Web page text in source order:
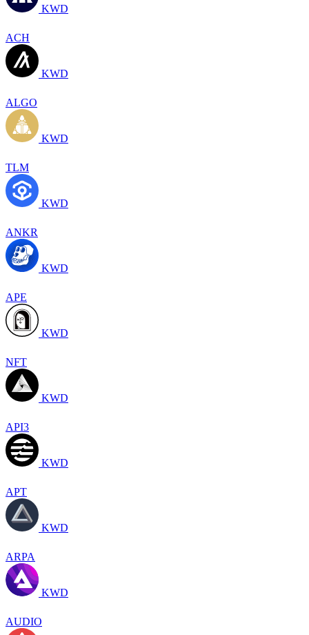
KWD
ACH
KWD
ALGO
KWD
TLM
KWD
ANKR
KWD
APE
KWD
NFT
KWD
API3
KWD
APT
KWD
ARPA
KWD
AUDIO